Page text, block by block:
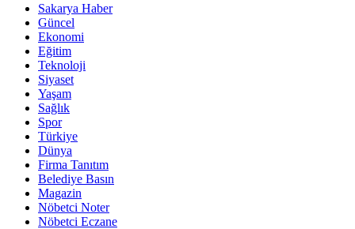
Sakarya Haber
Güncel
Ekonomi
Eğitim
Teknoloji
Siyaset
Yaşam
Sağlık
Spor
Türkiye
Dünya
Firma Tanıtım
Belediye Basın
Magazin
Nöbetci Noter
Nöbetci Eczane